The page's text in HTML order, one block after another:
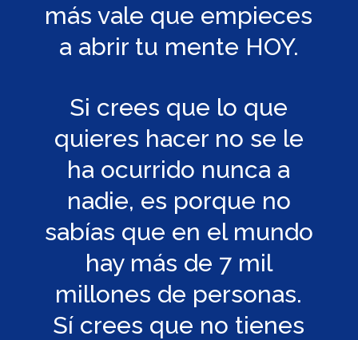
más vale que empieces
a abrir tu mente HOY.
Si crees que lo que
quieres hacer no se le
ha ocurrido nunca a
nadie, es porque no
sabías que en el mundo
hay más de 7 mil
millones de personas.
Sí crees que no tienes